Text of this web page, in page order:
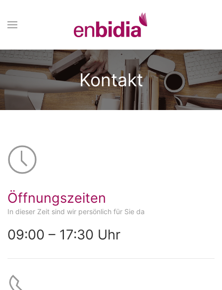
Kontakt
Öffnungszeiten
In dieser Zeit sind wir persönlich für Sie da
09:00 – 17:30 Uhr